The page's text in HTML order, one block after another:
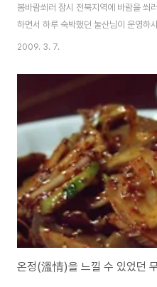
봄바람쐬러 잠시 전북지역에 바람을 쐬
하면서 하루 숙박했던 눌산님이 운영하
그리고 이번에도 저와 함께 동행한 해피
가 17번국도에서 들린곳 전북 완주군
마을은 '이쁜 마을 만들기' 사업으로 마
습니다^^ 그리고 마을 어귀에는 타일
도에서 볼 수 있는 벽면입니다 용복마
확 들어오는데요. 들어가기 ..
2009. 3. 7.
온정(溫情)을 느낄 수 있었던